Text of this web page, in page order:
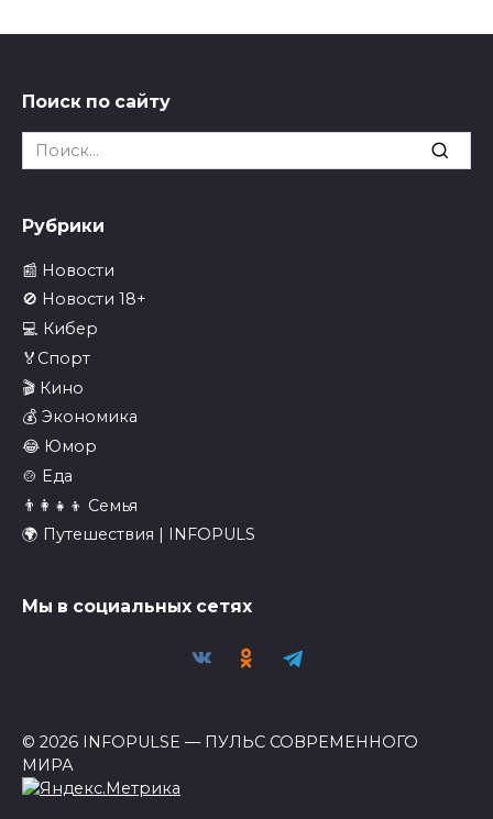
Поиск по сайту
Search
for:
Рубрики
📰 Новости
🚫 Новости 18+
💻 Кибер
🏅Спорт
🎬 Кино
💰 Экономика
😂 Юмор
🍲 Еда
👨‍👩‍👧‍👦 Семья
🌍 Путешествия | INFOPULS
Мы в социальных сетях
© 2026 INFOPULSE — ПУЛЬС СОВРЕМЕННОГО
МИРА